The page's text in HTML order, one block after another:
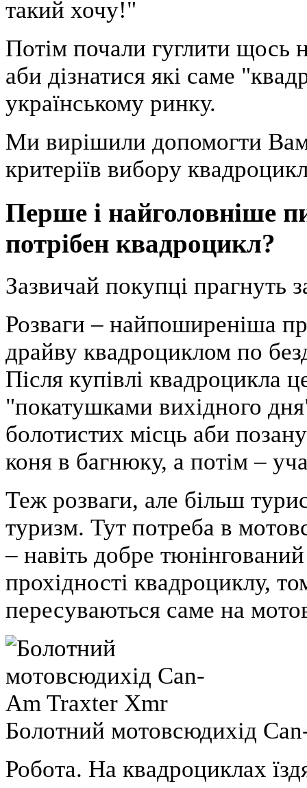
такий хочу!"
Потім почали гуглити щось
аби дізнатися які саме
українському ринку.
Ми вирішили допомогти Вам
критеріїв вибору
Перше і
потрібен квадроцикл?
Зазвичай покупці прагнуть
Розваги – найпоширеніша
драйву квадроциклом по
Після купівлі квадроцикла
"покатушками вихідного
болотистих місць аби
коня в багнюку, а потім –
Теж розваги, але більш
туризм. Тут потреба в
– навіть добре
прохідності квадроциклу,
пересуваються саме на
Болотний мотовсюдихід
Робота. На квадроциклах